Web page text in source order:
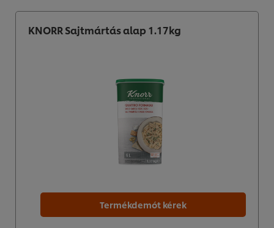
KNORR Sajtmártás alap 1.17kg
Termékdemót kérek